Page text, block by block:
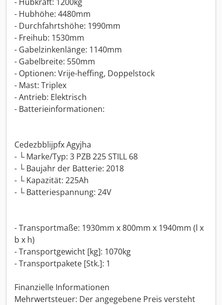
- Hubhöhe: 4480mm
- Durchfahrtshöhe: 1990mm
- Freihub: 1530mm
- Gabelzinkenlänge: 1140mm
- Gabelbreite: 550mm
- Optionen: Vrije-heffing, Doppelstock
- Mast: Triplex
- Antrieb: Elektrisch
- Batterieinformationen:
Cedezbblijpfx Agyjha
- └ Marke/Typ: 3 PZB 225 STILL 68
- └ Baujahr der Batterie: 2018
- └ Kapazität: 225Ah
- └ Batteriespannung: 24V
- Transportmaße: 1930mm x 800mm x 1940mm (l x
b x h)
- Transportgewicht [kg]: 1070kg
- Transportpakete [Stk.]: 1
Finanzielle Informationen
Mehrwertsteuer: Der angegebene Preis versteht